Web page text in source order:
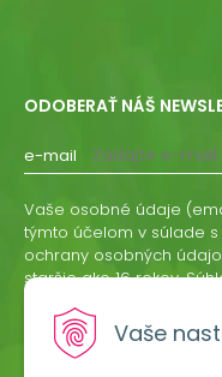
Vaše
ODOBERAŤ NÁŠ
e-mail
Vaše osobné údaje
týmto účelom v súlade
ochrany osobných
staršie ako 16 rokov.
odvolať písomne,
ktoréhokoľvek